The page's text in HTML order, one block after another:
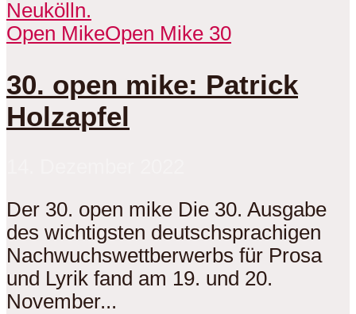
Open MikeOpen Mike 30
30. open mike: Patrick
Holzapfel
Der 30. open mike Die 30. Ausgabe
des wichtigsten deutschsprachigen
Nachwuchswettberwerbs für Prosa
und Lyrik fand am 19. und 20.
November...